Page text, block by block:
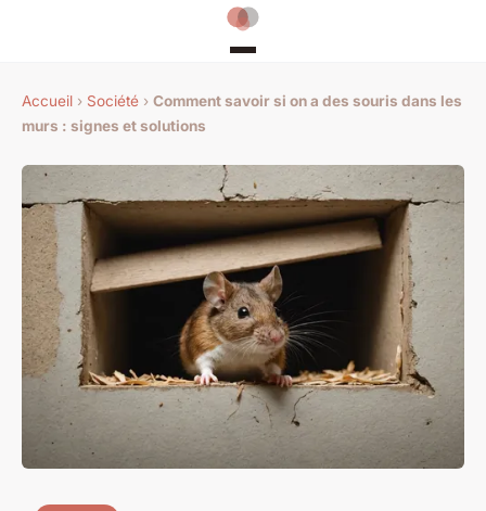
Accueil › Société › Comment savoir si on a des souris dans les
murs : signes et solutions